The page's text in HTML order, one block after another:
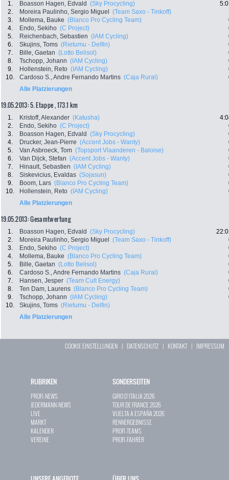
1. Boasson Hagen, Edvald (Sky Procycling)
2.
Moreira Paulinho, Sergio Miguel
(Team Saxo - Tinkoff)
3.
Mollema, Bauke (Blanco Pro Cycling Team)
4.
Endo, Sekiho (C Project)
5.
Reichenbach, Sebastien (IAM Cycling)
6.
Skujins, Toms (Rietumu - Delfin)
7.
Bille, Gaetan (Lotto Belisol)
8.
Tschopp, Johann (IAM Cycling)
9.
Hollenstein, Reto (IAM Cycling)
10.
Cardoso S., Andre Fernando Martins (Caja Rural)
Alle Platzierungen
19.05.2013: 5. Etappe , 173.1 km
1. Kristoff, Alexander (Katusha)
2.
Endo, Sekiho (C Project)
3.
Boasson Hagen, Edvald (Sky Procycling)
4.
Drucker, Jean-Pierre (Accent Jobs - Wanty)
5.
Van Asbroeck, Tom (Topsport Vlaanderen - Baloise)
6.
Van Dijck, Stefan (Accent Jobs - Wanty)
7.
Hinault, Sebastien (IAM Cycling)
8.
Siskevicius, Evaldas (Sojasun)
9.
Boom, Lars (Blanco Pro Cycling Team)
10.
Hollenstein, Reto (IAM Cycling)
Alle Platzierungen
19.05.2013: Gesamtwertung
1. Boasson Hagen, Edvald (Sky Procycling)
2.
Moreira Paulinho, Sergio Miguel (Team Saxo - Tinkoff)
3.
Endo, Sekiho (C Project)
4.
Mollema, Bauke (Blanco Pro Cycling Team)
5.
Bille, Gaetan (Lotto Belisol)
6.
Cardoso S., Andre Fernando Martins (Caja Rural)
7.
Hansen, Jesper (Team Cult Energy)
8.
Ten Dam, Laurens (Blanco Pro Cycling Team)
9.
Tschopp, Johann (IAM Cycling)
10.
Skujins, Toms (Rietumu - Delfin)
Alle Platzierungen
COOKIE EINSTELLUNGEN | DATENSCHUTZ | KONTAKT| IMPRESSUM
RUBRIKEN
PROFI-NEWS
JEDERMANN-NEWS
LIVE
MARKT
KALENDER
VEREINE
SONDERSEITEN
GIRO D`ITALIA 2026
TOUR DE FRANCE 2026
VUELTA A ESPAÑA 2026
RENNERGEBNISSE
PROFI-TEAMS
PROFI-FAHRER